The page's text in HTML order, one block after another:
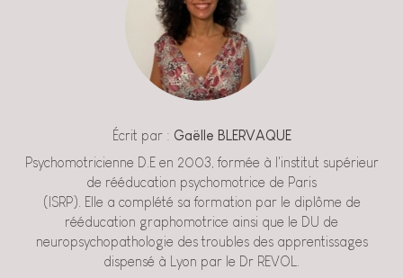
Écrit par : Gaëlle BLERVAQUE
Psychomotricienne D.E en 2003, formée à l'institut supérieur
de rééducation psychomotrice de Paris
(ISRP). Elle a complété sa formation par le diplôme de
rééducation graphomotrice ainsi que le DU de
neuropsychopathologie des troubles des apprentissages
dispensé à Lyon par le Dr REVOL.